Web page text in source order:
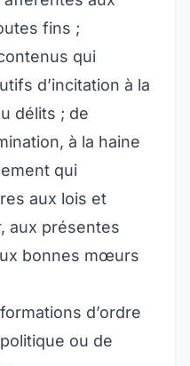
fins ;
qui
d’incitation à la
délits ; de
à la haine
qui
aux lois et
aux présentes
bonnes mœurs
d’ordre
ou de